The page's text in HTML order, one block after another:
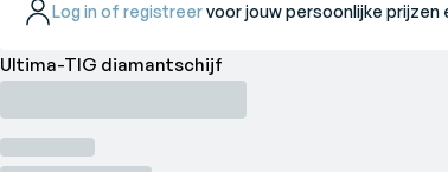
Log in of registreervoor jouw persoonlijke prijzen
Ultima-TIG diamantschijf